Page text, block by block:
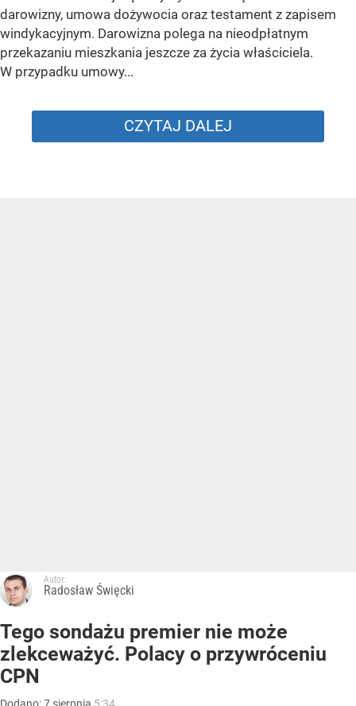
darowizny, umowa dożywocia oraz testament z zapisem
windykacyjnym. Darowizna polega na nieodpłatnym
przekazaniu mieszkania jeszcze za życia właściciela.
W przypadku umowy...
CZYTAJ DALEJ
Autor:
Radosław Święcki
Tego sondażu premier nie może
zlekceważyć. Polacy o przywróceniu
CPN
Dodano:7 sierpnia 5:34